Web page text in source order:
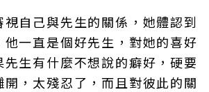
自己與先生的關係，她體認到
他一直是個好先生，對她的喜好
生有什麼不想說的癖好，硬要
，太殘忍了，而且對彼此的關